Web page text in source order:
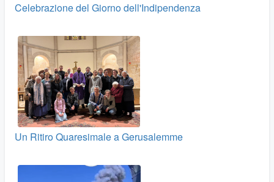
Celebrazione del Giorno dell'Indipendenza
Un Ritiro Quaresimale a Gerusalemme